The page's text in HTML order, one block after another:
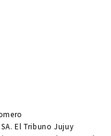
El Tribuno Jujuy